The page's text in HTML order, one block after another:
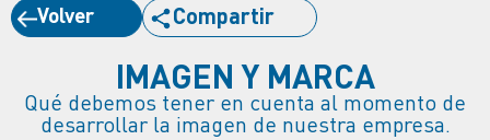
Volver Compartir
IMAGEN Y MARCA
Qué debemos tener en cuenta al momento de
desarrollar la imagen de nuestra empresa.